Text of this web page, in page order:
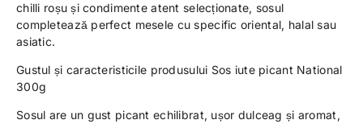
chilli roșu și condimente atent selecționate, sosul
completează perfect mesele cu specific oriental, halal sau
asiatic.
Gustul și caracteristicile produsului Sos iute picant National
300g
Sosul are un gust picant echilibrat, ușor dulceag și aromat,